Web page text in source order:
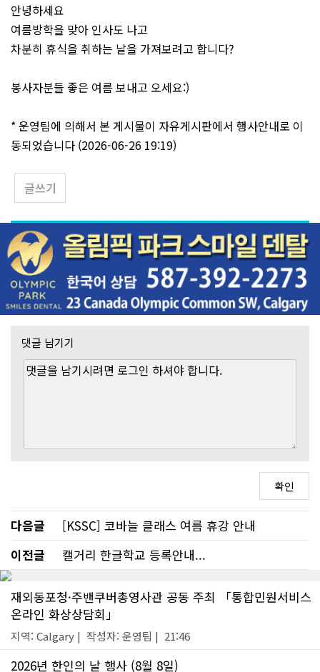
안녕하세요
여름방학을 맞아 인사도 나고
차분히 휴식을 취하는 날을 가져보려고 합니다?
봉사자분들 좋은 여름 보내고 오세요:)
* 운영팀에 의해서 본 게시물이 자유게시판에서 행사안내로 이
동되었습니다 (2026-06-26 19:19)
글쓰기
댓글 남기기
다음글
[KSSC] 코바늘 클래스 여름 휴강 안내
이전글
캘거리 한글학교 등록안내...
재외동포청·주밴쿠버총영사관 공동 주최 「통합민원서비스
온라인 화상상담회」
지역: Calgary | 작성자: 운영팀 | 21:46
2026년 한인의 날 행사 (8월 8일)